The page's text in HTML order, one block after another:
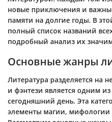
новые приключения и
памяти на долгие годы. В
полный список названий
подробный анализ их
Основные жанры
Литература разделяется на
и фэнтези является одним
сегодняшний день. Эта
элементы магии,